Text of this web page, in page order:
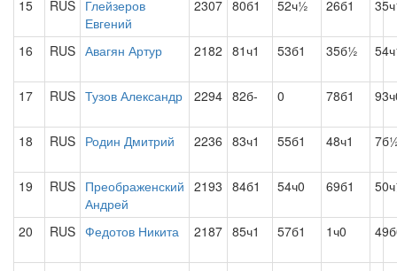
15 RUS Глейзеров
Евгений
2307 80б1 52ч½ 26б1
16 RUS Авагян Артур 2182 81ч1 53б1 35б½
17 RUS Тузов Александр 2294 82б- 0 78б1
18 RUS Родин Дмитрий 2236 83ч1 55б1 48ч1
19 RUS Преображенский
Андрей
2193 84б1 54ч0 69б1
20 RUS Федотов Никита 2187 85ч1 57б1 1ч0